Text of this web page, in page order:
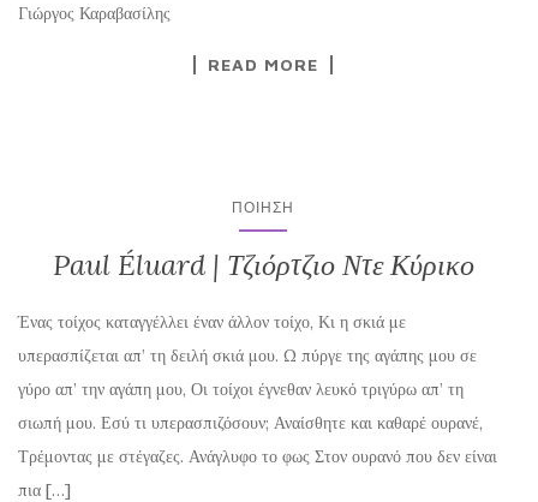
Γιώργος Καραβασίλης
READ MORE
ΠΟΊΗΣΗ
Paul Éluard | Τζιόρτζιο Ντε Κύρικο
Ένας τοίχος καταγγέλλει έναν άλλον τοίχο, Κι η σκιά με
υπερασπίζεται απ’ τη δειλή σκιά μου. Ω πύργε της αγάπης μου σε
γύρο απ’ την αγάπη μου, Οι τοίχοι έγνεθαν λευκό τριγύρω απ’ τη
σιωπή μου. Εσύ τι υπερασπιζόσουν; Αναίσθητε και καθαρέ ουρανέ,
Τρέμοντας με στέγαζες. Ανάγλυφο το φως Στον ουρανό που δεν είναι
πια […]